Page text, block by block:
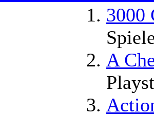
3000
A